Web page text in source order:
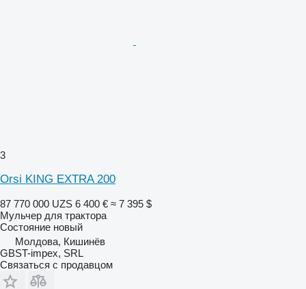
3
Orsi KING EXTRA 200
87 770 000 UZS 6 400 € ≈ 7 395 $
Мульчер для трактора
Состояние новый
Молдова, Кишинёв
GBST-impex, SRL
Связаться с продавцом